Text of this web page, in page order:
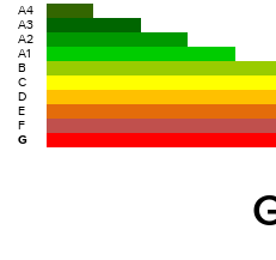
A4
A3
A2
A1
B
C
D
E
F
G